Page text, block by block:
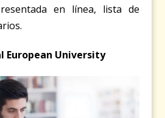
en línea, lista de
European University